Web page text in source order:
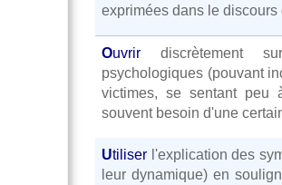
Ouvrir
Utiliser